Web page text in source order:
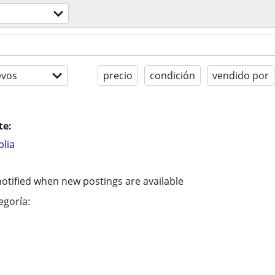
precio condición vendido por
when new postings are available